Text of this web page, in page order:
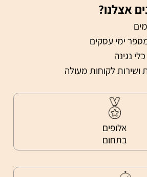
אצלנו?
ימי עסקים
נגינה
ושירות לקוחות מעולה
אלופים
בתחום